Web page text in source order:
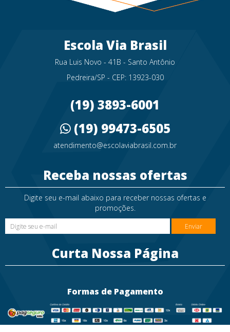
Escola Via Brasil
Rua Luis Novo - 41B - Santo Antônio
Pedreira/SP - CEP: 13923-030
(19) 3893-6001
(19) 99473-6505
atendimento@escolaviabrasil.com.br
Receba nossas ofertas
Digite seu e-mail abaixo para receber nossas ofertas e
promoções.
Enviar
Curta Nossa Página
Formas de Pagamento